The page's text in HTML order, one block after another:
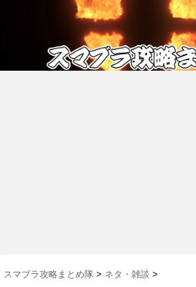
スマブラ攻略まとめ隊 > ネタ・雑談 >